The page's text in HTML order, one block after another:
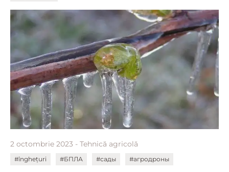
2 octombrie 2023 - Tehnică agricolă
#înghețuri #БПЛА #сады #агродроны